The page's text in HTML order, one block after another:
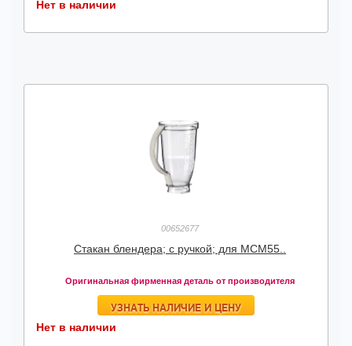
Нет в наличии
00652677
Стакан блендера; с ручкой; для MCM55..
Оригинальная фирменная деталь от производителя
УЗНАТЬ НАЛИЧИЕ И ЦЕНУ
Нет в наличии